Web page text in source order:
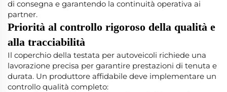
di consegna e garantendo la continuità operativa ai
partner.
Priorità al controllo rigoroso della qualità e
alla tracciabilità
Il coperchio della testata per autoveicoli richiede una
lavorazione precisa per garantire prestazioni di tenuta e
durata. Un produttore affidabile deve implementare un
controllo qualità completo: